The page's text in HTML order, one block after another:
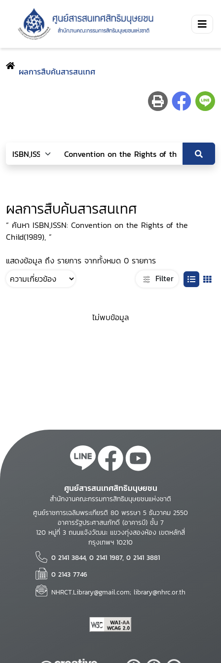
ผลการสืบค้นสารสนเทศ
ผลการสืบค้นสารสนเทศ
“ ค้นหา ISBN,ISSN: Convention on the Rights of the
Child(1989), ”
แสดงข้อมูล ถึง รายการ จากทั้งหมด 0 รายการ
Filter
ไม่พบข้อมูล
ศูนย์สารสนเทศสิทธิมนุษยชน
สำนักงานคณะกรรมการสิทธิมนุษยชนแห่งชาติ
ศูนย์ราชการเฉลิมพระเกียรติ 80 พรรษา 5 ธันวาคม 2550
อาคารรัฐประศาสนภักดี (อาคารบี) ชั้น 7
120 หมู่ที่ 3 ถนนแจ้งวัฒนะ แขวงทุ่งสองห้อง เขตหลักสี่
กรุงเทพฯ 10210
0 2141 3844, 0 2141 1987, 0 2141 3881
0 2143 7746
NHRCT.Library@gmail.com; library@nhrc.or.th